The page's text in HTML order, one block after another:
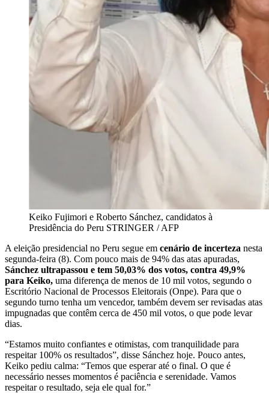
Keiko Fujimori e Roberto Sánchez, candidatos à
Presidência do Peru STRINGER / AFP
A eleição presidencial no Peru segue em cenário de incerteza nesta
segunda-feira (8). Com pouco mais de 94% das atas apuradas,
Sánchez ultrapassou e tem 50,03% dos votos, contra 49,9%
para Keiko, uma diferença de menos de 10 mil votos, segundo o
Escritório Nacional de Processos Eleitorais (Onpe). Para que o
segundo turno tenha um vencedor, também devem ser revisadas atas
impugnadas que contêm cerca de 450 mil votos, o que pode levar
dias.
“Estamos muito confiantes e otimistas, com tranquilidade para
respeitar 100% os resultados”, disse Sánchez hoje. Pouco antes,
Keiko pediu calma: “Temos que esperar até o final. O que é
necessário nesses momentos é paciência e serenidade. Vamos
respeitar o resultado, seja ele qual for.”